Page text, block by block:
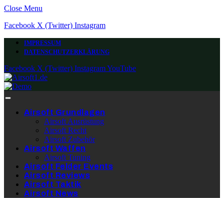
Close Menu
Facebook X (Twitter) Instagram
IMPRESSUM
DATENSCHUTZERKLÄRUNG
Facebook X (Twitter) InstagramYouTube
Airsoft Grundlagen
Airsoft Ausrüstung
Airsoft Recht
Airsoft Zubehör
Airsoft Waffen
Airsoft Tuning
Airsoft Felder Events
Airsoft Reviews
Airsoft Taktik
Airsoft News